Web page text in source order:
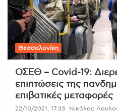
Θεσσαλονίκη
ΟΣΕΘ – Covid-19:
επιπτώσεις της
επιβατικές μεταφορές
22/10/2021, 17:33 Νικόλας